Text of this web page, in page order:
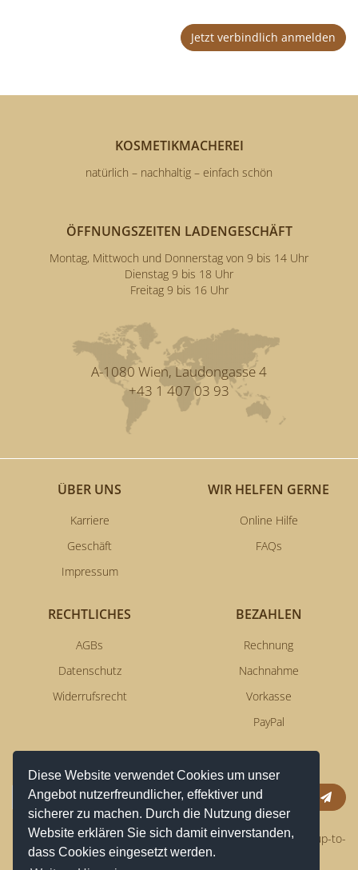
Diese Website verwendet Cookies um unser
Angebot nutzerfreundlicher, effektiver und
sicherer zu machen. Durch die Nutzung dieser
Website erklären Sie sich damit einverstanden,
dass Cookies eingesetzt werden.
Jetzt verbindlich anmelden
KOSMETIKMACHEREI
natürlich – nachhaltig – einfach schön
ÖFFNUNGSZEITEN LADENGESCHÄFT
Montag, Mittwoch und Donnerstag von 9 bis 14 Uhr
Dienstag 9 bis 18 Uhr
Freitag 9 bis 16 Uhr
A-1080 Wien, Laudongasse 4
+43 1 407 03 93
ÜBER UNS
Karriere
Geschäft
Impressum
WIR HELFEN GERNE
Online Hilfe
FAQs
RECHTLICHES
AGBs
Datenschutz
Widerrufsrecht
BEZAHLEN
Rechnung
Nachnahme
Vorkasse
PayPal
Erhalten Sie aktuelle News per Email und bleiben Sie immer up-to-
date!